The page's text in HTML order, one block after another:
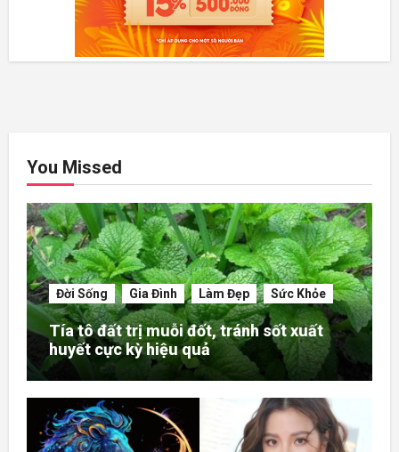
You Missed
Đời Sống Gia Đình Làm Đẹp Sức Khỏe
Tía tô đất trị muỗi đốt, tránh sốt xuất
huyết cực kỳ hiệu quả